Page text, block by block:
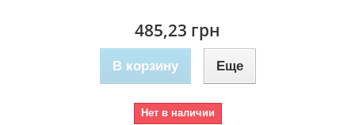
485,23 грн
В корзину Еще
Нет в наличии